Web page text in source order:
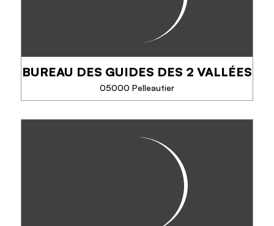
TELEFOON
MEER INFORMATIE
BUREAU DES GUIDES DES 2 VALLÉES
05000 Pelleautier
Ga veilig op avontuur met een professioneel team,
dat maar één ding wil: zijn passie voor de bergen
Klimmen, via ferrata, accrobranche, canyoning,